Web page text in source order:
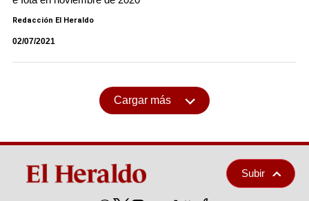
Redacción El Heraldo
02/07/2021
Cargar más
Subir